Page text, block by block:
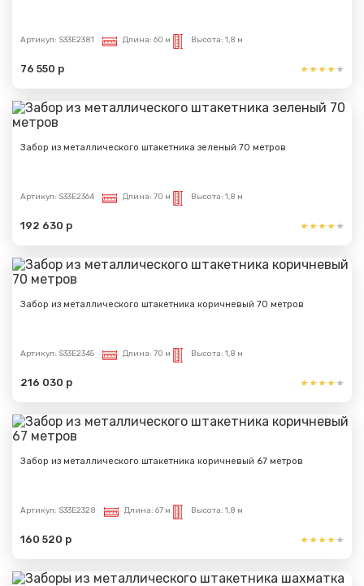
Артикул: S33E2381 Длина: 60 м Высота: 1,8 м
76 550 р
Забор из металлического штакетника зеленый 70 метров
Артикул: S33E2364 Длина: 70 м Высота: 1,8 м
192 630 р
Забор из металлического штакетника коричневый 70 метров
Артикул: S33E2345 Длина: 70 м Высота: 1,8 м
216 030 р
Забор из металлического штакетника коричневый 67 метров
Артикул: S33E2328 Длина: 67 м Высота: 1,8 м
160 520 р